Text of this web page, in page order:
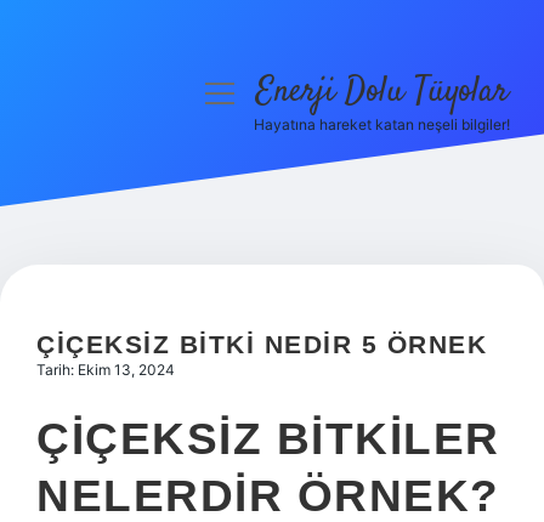
Hakkımızda
menüyüEnerji Dolu Tüyolar
Hayatına hareket katan neşeli bilgiler!
ÇIÇEKSIZ BITKI NEDIR 5 ÖRNEK
Tarih: Ekim 13, 2024
ÇIÇEKSIZ BITKILER
NELERDIR ÖRNEK?